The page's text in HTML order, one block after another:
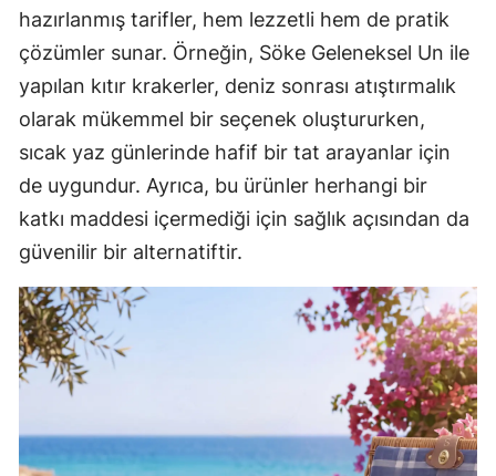
hazırlanmış tarifler, hem lezzetli hem de pratik
çözümler sunar. Örneğin, Söke Geleneksel Un ile
yapılan kıtır krakerler, deniz sonrası atıştırmalık
olarak mükemmel bir seçenek oluştururken,
sıcak yaz günlerinde hafif bir tat arayanlar için
de uygundur. Ayrıca, bu ürünler herhangi bir
katkı maddesi içermediği için sağlık açısından da
güvenilir bir alternatiftir.